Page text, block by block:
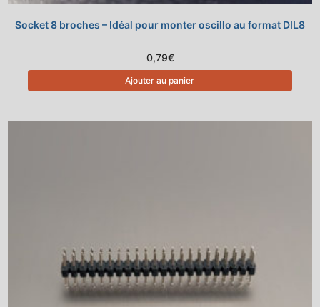
Socket 8 broches – Idéal pour monter oscillo au format DIL8
0,79€
Ajouter au panier